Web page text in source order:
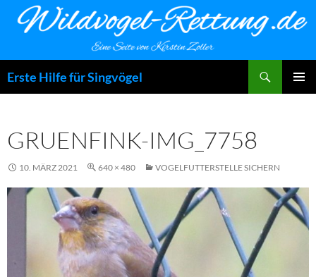
Inhalt
Erste Hilfe für Singvögel
GRUENFINK-IMG_7758
10. MÄRZ 2021 640 × 480 VOGELFUTTERSTELLE SICHERN